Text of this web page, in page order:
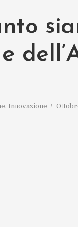
, Innovazione